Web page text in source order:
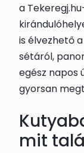
a
is élvezhető
sétáról,
egész napos
gyorsan
mit